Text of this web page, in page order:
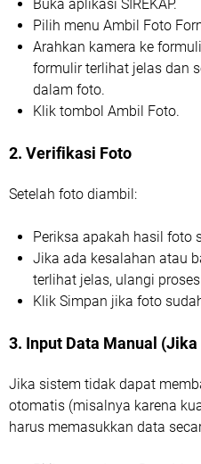
Buka aplikasi SIREKAP.
Pilih menu Ambil Foto
Arahkan kamera ke
formulir terlihat jelas dan
dalam foto.
Klik tombol Ambil Foto.
2. Verifikasi Foto
Setelah foto diambil:
Periksa apakah hasil foto
Jika ada kesalahan atau
terlihat jelas, ulangi
Klik Simpan jika foto
3. Input Data Manual
Jika sistem tidak dapat
otomatis (misalnya karena
harus memasukkan data